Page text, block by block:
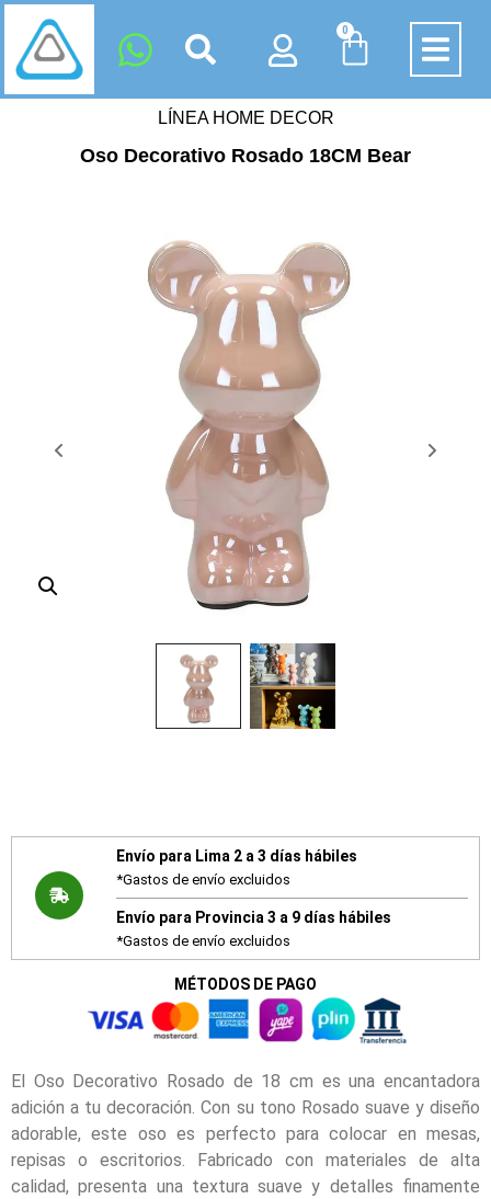
0
LÍNEA HOME DECOR
Oso Decorativo Rosado 18CM Bear
Envío para Lima 2 a 3 días hábiles
*Gastos de envío excluidos
Envío para Provincia 3 a 9 días hábiles
*Gastos de envío excluidos
MÉTODOS DE PAGO
El Oso Decorativo Rosado de 18 cm es una encantadora
adición a tu decoración. Con su tono Rosado suave y diseño
adorable, este oso es perfecto para colocar en mesas,
repisas o escritorios. Fabricado con materiales de alta
calidad, presenta una textura suave y detalles finamente